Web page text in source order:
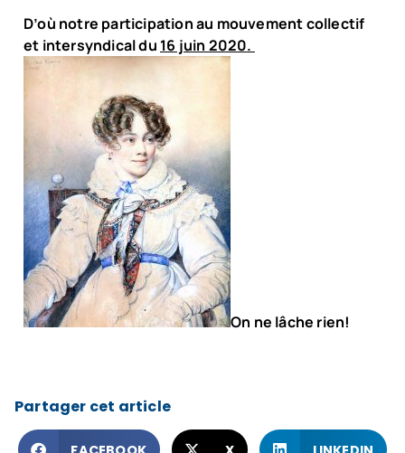
D’où notre participation au mouvement collectif
et intersyndical du 16 juin 2020.
On ne lâche rien!
Partager cet article